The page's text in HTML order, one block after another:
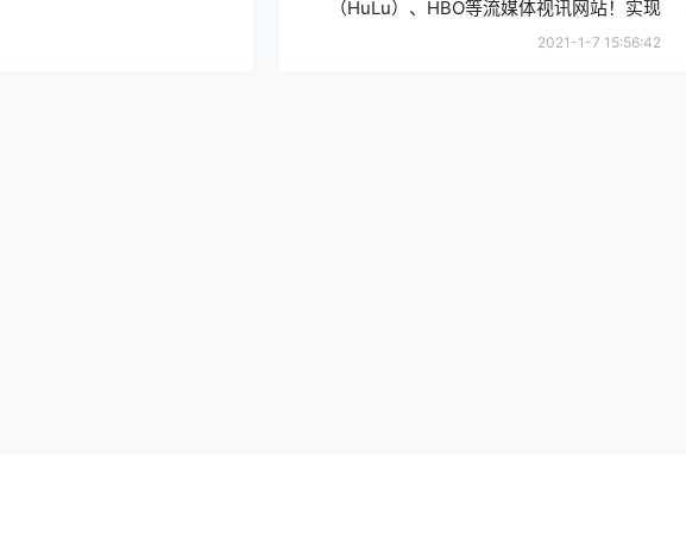
（HuLu）、HBO等流媒体视讯网站！实现
DNS分流！VPS解锁流媒体网站！全平台VPS
2021-1-7 15:56:42